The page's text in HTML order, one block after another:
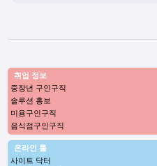
취업 정보
중장년 구인구직
솔루션 홍보
미용구인구직
음식점구인구직
온라인 툴
사이트 닥터